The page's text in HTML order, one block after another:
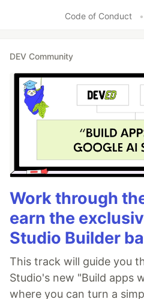
Code of Conduct •
DEV Community
Work through
earn the
Studio Builder
This track will guide you
Studio's new "Build apps
where you can turn a